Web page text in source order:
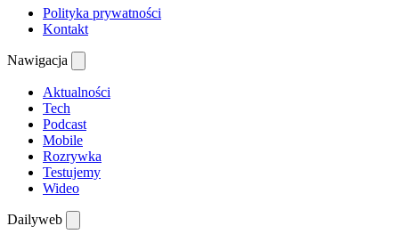
Polityka prywatności
Kontakt
Nawigacja
Aktualności
Tech
Podcast
Mobile
Rozrywka
Testujemy
Wideo
Dailyweb